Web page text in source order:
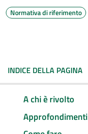
Normativa di riferimento
INDICE DELLA PAGINA
A chi è rivolto
Approfondimenti